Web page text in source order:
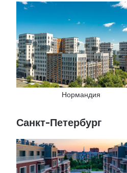
Нормандия
Санкт-Петербург